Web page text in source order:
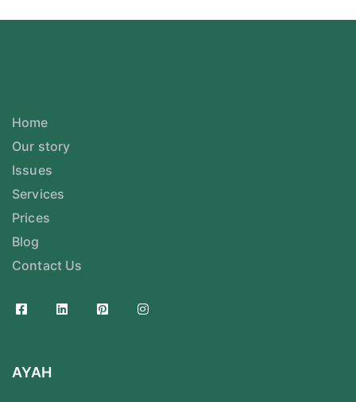
Home
Our story
Issues
Services
Prices
Blog
Contact Us
AYAH